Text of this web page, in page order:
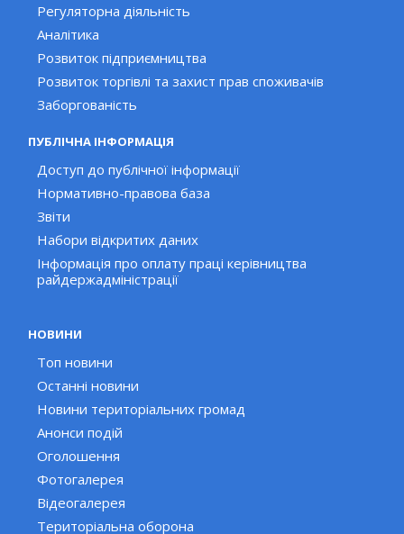
Регуляторна діяльність
Аналітика
Розвиток підприємництва
Розвиток торгівлі та захист прав споживачів
Заборгованість
ПУБЛІЧНА ІНФОРМАЦІЯ
Доступ до публічної інформації
Нормативно-правова база
Звіти
Набори відкритих даних
Інформація про оплату праці керівництва
райдержадміністрації
НОВИНИ
Топ новини
Останні новини
Новини територіальних громад
Анонси подій
Оголошення
Фотогалерея
Відеогалерея
Територіальна оборона